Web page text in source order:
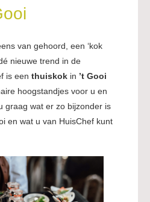
van gehoord, een ‘kok
nieuwe trend in de
is een thuiskok in ’t Gooi
hoogstandjes voor u en
graag wat er zo bijzonder is
en wat u van HuisChef kunt